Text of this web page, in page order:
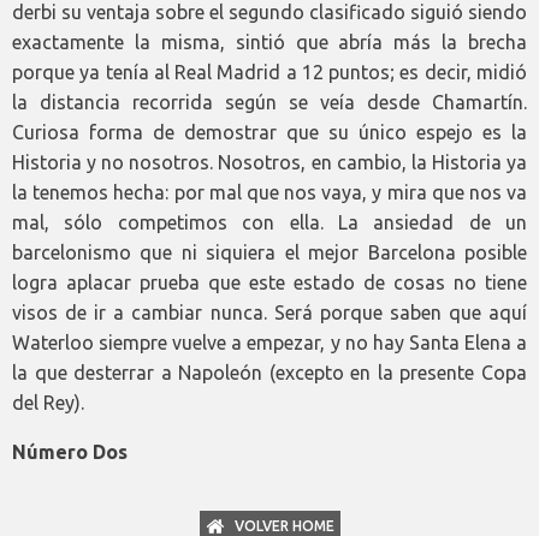
derbi su ventaja sobre el segundo clasificado siguió siendo
exactamente la misma, sintió que abría más la brecha
porque ya tenía al Real Madrid a 12 puntos; es decir, midió
la distancia recorrida según se veía desde Chamartín.
Curiosa forma de demostrar que su único espejo es la
Historia y no nosotros. Nosotros, en cambio, la Historia ya
la tenemos hecha: por mal que nos vaya, y mira que nos va
mal, sólo competimos con ella. La ansiedad de un
barcelonismo que ni siquiera el mejor Barcelona posible
logra aplacar prueba que este estado de cosas no tiene
visos de ir a cambiar nunca. Será porque saben que aquí
Waterloo siempre vuelve a empezar, y no hay Santa Elena a
la que desterrar a Napoleón (excepto en la presente Copa
del Rey).
Número Dos
VOLVER HOME